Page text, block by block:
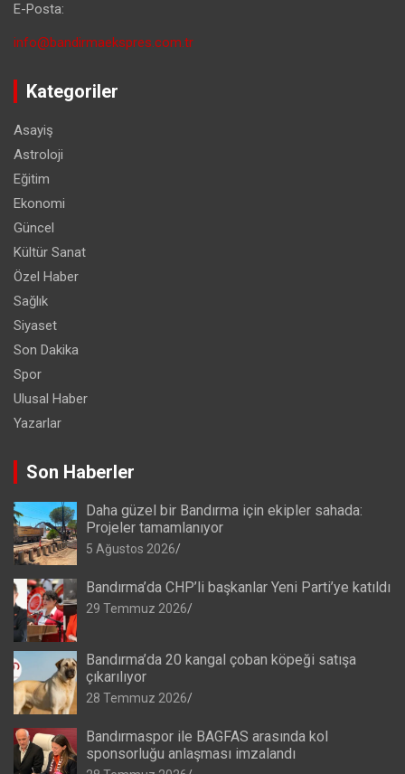
E-Posta:
info@bandirmaekspres.com.tr
Kategoriler
Asayiş
Astroloji
Eğitim
Ekonomi
Güncel
Kültür Sanat
Özel Haber
Sağlık
Siyaset
Son Dakika
Spor
Ulusal Haber
Yazarlar
Son Haberler
Daha güzel bir Bandırma için ekipler sahada:
Projeler tamamlanıyor
5 Ağustos 2026
Bandırma’da CHP’li başkanlar Yeni Parti’ye katıldı
29 Temmuz 2026
Bandırma’da 20 kangal çoban köpeği satışa
çıkarılıyor
28 Temmuz 2026
Bandırmaspor ile BAGFAS arasında kol
sponsorluğu anlaşması imzalandı